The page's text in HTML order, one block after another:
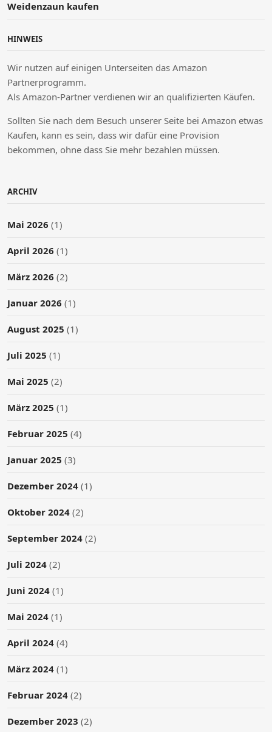
Weidenzaun kaufen
HINWEIS
Wir nutzen auf einigen Unterseiten das Amazon
Partnerprogramm.
Als Amazon-Partner verdienen wir an qualifizierten Käufen.
Sollten Sie nach dem Besuch unserer Seite bei Amazon etwas
Kaufen, kann es sein, dass wir dafür eine Provision
bekommen, ohne dass Sie mehr bezahlen müssen.
ARCHIV
Mai 2026 (1)
April 2026 (1)
März 2026 (2)
Januar 2026 (1)
August 2025 (1)
Juli 2025 (1)
Mai 2025 (2)
März 2025 (1)
Februar 2025 (4)
Januar 2025 (3)
Dezember 2024 (1)
Oktober 2024 (2)
September 2024 (2)
Juli 2024 (2)
Juni 2024 (1)
Mai 2024 (1)
April 2024 (4)
März 2024 (1)
Februar 2024 (2)
Dezember 2023 (2)